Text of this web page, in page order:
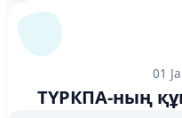
01
ТҮРКПА-ның